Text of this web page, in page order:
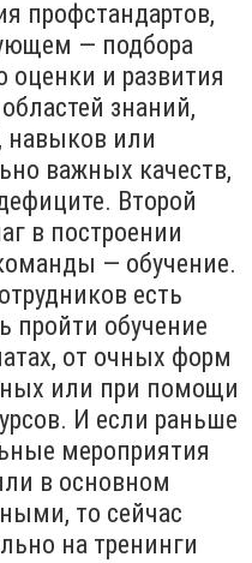
профстандартов,
— подбора
оценки и развития
знаний,
навыков или
важных качеств,
Второй
в построении
— обучение.
есть
пройти обучение
от очных форм
или при помощи
И если раньше
мероприятия
в основном
то сейчас
на тренинги